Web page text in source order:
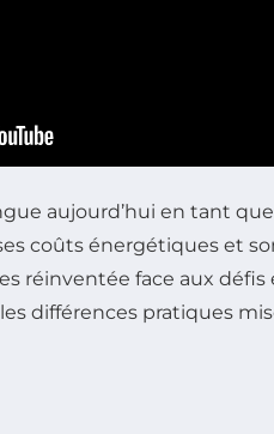
aujourd’hui en tant
coûts énergétiques et
réinventée face aux
différences pratiques